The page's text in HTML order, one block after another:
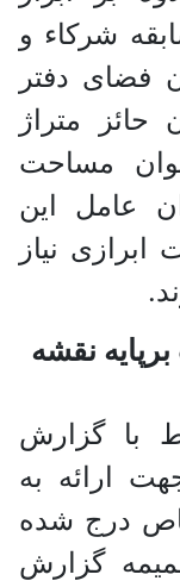
شرکاء و
فضای دفتر
حائز متراژ
مساحت
عامل این
نیاز
نقشه
با گزارش
ارائه به
درج شده
گزارش